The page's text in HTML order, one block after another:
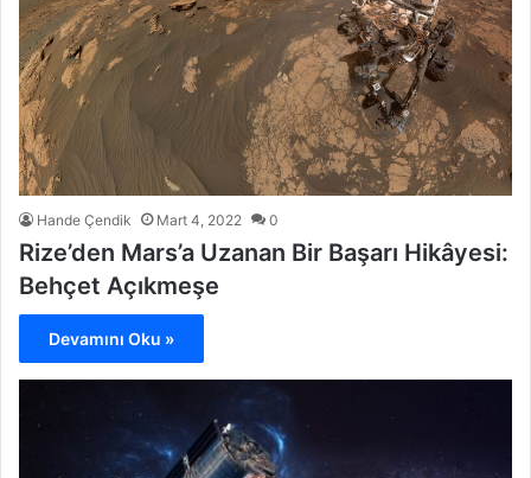
Hande Çendik Mart 4, 2022 0
Rize’den Mars’a Uzanan Bir Başarı Hikâyesi:
Behçet Açıkmeşe
Devamını Oku »